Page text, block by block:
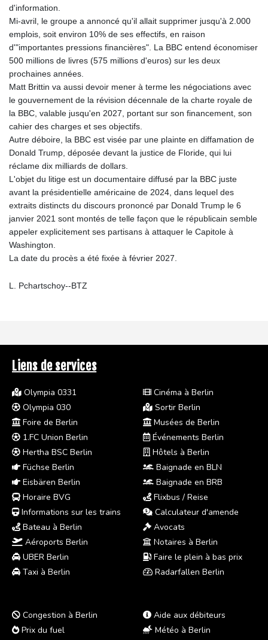
d'information.
Mi-avril, le groupe a annoncé qu'il allait supprimer jusqu'à 2.000
emplois, soit environ 10% de ses effectifs, en raison
d'"importantes pressions financières". La BBC entend économiser
500 millions de livres (575 millions d'euros) sur les deux
prochaines années.
Matt Brittin va aussi devoir mener à terme les négociations avec
le gouvernement de la révision décennale de la charte royale de
la BBC, valable jusqu'en 2027, portant sur son financement, son
cahier des charges et ses objectifs.
Autre déboire, la BBC est visée par une plainte en diffamation de
Donald Trump, déposée devant la justice de Floride, qui lui
réclame dix milliards de dollars.
L'objet du litige est un documentaire diffusé par la BBC juste
avant la présidentielle américaine de 2024, dans lequel des
extraits distincts du discours prononcé par Donald Trump le 6
janvier 2021 sont montés de telle façon que le républicain semble
appeler explicitement ses partisans à attaquer le Capitole à
Washington.
La date du procès a été fixée à février 2027.
L. Pchartschoy--BTZ
Liens de services
Olympia 0331
Olympia 030
Foire de Berlin
1.FC Union Berlin
Hertha BSC Berlin
Füchse Berlin
Eisbären Berlin
Horaire BVG
Informations sur les trains
Bateau à Berlin
Aéroports Berlin
UBER Berlin
Taxi à Berlin
Cinéma à Berlin
Sortir Berlin
Musées de Berlin
Événements Berlin
Hôtels à Berlin
Baignade en BLN
Baignade en BRB
Flixbus / Reise
Calculateur d'amende
Avocats
Notaires à Berlin
Faire le plein à bas prix
Radarfallen Berlin
Congestion à Berlin
Prix du fuel
Aide aux débiteurs
Météo à Berlin